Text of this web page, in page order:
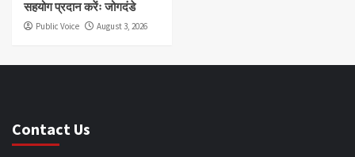
सहयोग प्रदान करेंः जोगदंडे
Public Voice August 3, 2026
Contact Us